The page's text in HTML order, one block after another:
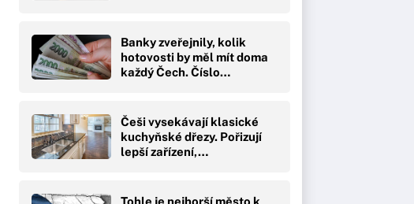
Banky zveřejnily, kolik
hotovosti by měl mít doma
každý Čech. Číslo…
Češi vysekávají klasické
kuchyňské dřezy. Pořizují
lepší zařízení,…
Tohle je nejhorší město k